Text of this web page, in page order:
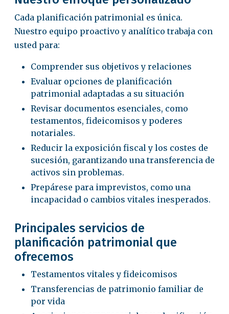
Cada planificación patrimonial es única.
Nuestro equipo proactivo y analítico trabaja con
usted para:
Comprender sus objetivos y relaciones
Evaluar opciones de planificación
patrimonial adaptadas a su situación
Revisar documentos esenciales, como
testamentos, fideicomisos y poderes
notariales.
Reducir la exposición fiscal y los costes de
sucesión, garantizando una transferencia de
activos sin problemas.
Prepárese para imprevistos, como una
incapacidad o cambios vitales inesperados.
Principales servicios de
planificación patrimonial que
ofrecemos
Testamentos vitales y fideicomisos
Transferencias de patrimonio familiar de
por vida